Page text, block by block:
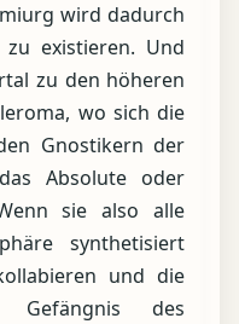
wird dadurch
existieren. Und
zu den höheren
wo sich die
Gnostikern der
Absolute oder
sie also alle
synthetisiert
und die
Gefängnis des